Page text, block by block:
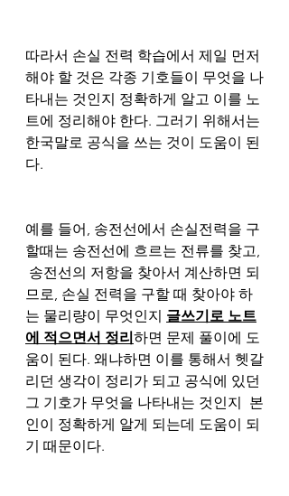
따라서 손실 전력 학습에서 제일 먼저
해야 할 것은 각종 기호들이 무엇을 나
타내는 것인지 정확하게 알고 이를 노
트에 정리해야 한다. 그러기 위해서는
한국말로 공식을 쓰는 것이 도움이 된
다.
예를 들어, 송전선에서 손실전력을 구
할때는 송전선에 흐르는 전류를 찾고,
송전선의 저항을 찾아서 계산하면 되
므로, 손실 전력을 구할 때 찾아야 하
는 물리량이 무엇인지 글쓰기로 노트
에 적으면서 정리하면 문제 풀이에 도
움이 된다. 왜냐하면 이를 통해서 헷갈
리던 생각이 정리가 되고 공식에 있던
그 기호가 무엇을 나타내는 것인지  본
인이 정확하게 알게 되는데 도움이 되
기 때문이다.